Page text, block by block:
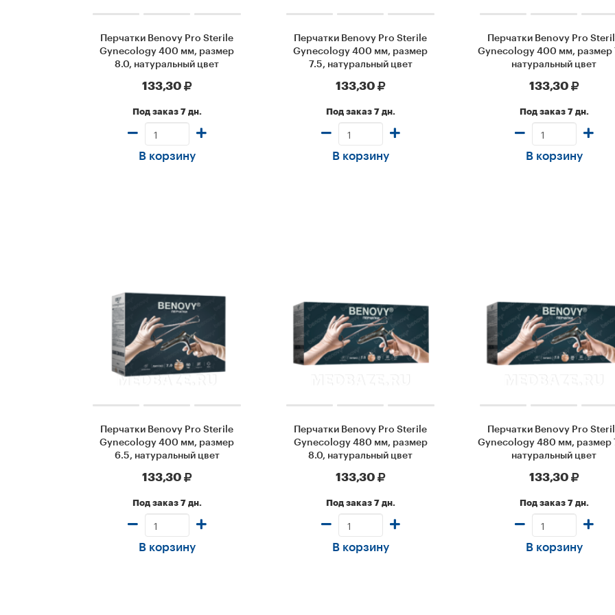
Перчатки Benovy Pro Sterile
Gynecology 400 мм, размер
8.0, натуральный цвет
133,30
Под заказ 7 дн.
В корзину
Перчатки Benovy Pro Sterile
Gynecology 400 мм, размер
7.5, натуральный цвет
133,30
Под заказ 7 дн.
В корзину
Перчатки Benovy Pro
Gynecology 400 мм, размер
натуральный цвет
133,30
Под заказ 7 дн.
В корзину
Перчатки Benovy Pro Sterile
Gynecology 400 мм, размер
6.5, натуральный цвет
133,30
Под заказ 7 дн.
В корзину
Перчатки Benovy Pro Sterile
Gynecology 480 мм, размер
8.0, натуральный цвет
133,30
Под заказ 7 дн.
В корзину
Перчатки Benovy Pro
Gynecology 480 мм, размер
натуральный цвет
133,30
Под заказ 7 дн.
В корзину